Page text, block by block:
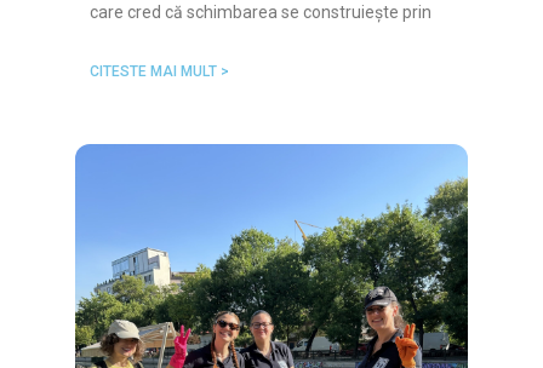
care cred că schimbarea se construiește prin
CITESTE MAI MULT >